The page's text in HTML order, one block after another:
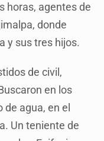
horas, agentes de
donde
y sus tres hijos.
de civil,
en los
agua, en el
Un teniente de